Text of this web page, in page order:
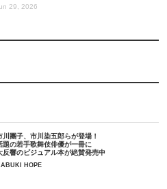
29, 2026
川團子、市川染五郎らが登場！
題の若手歌舞伎俳優が一冊に
反響のビジュアル本が絶賛発売中
HOPE